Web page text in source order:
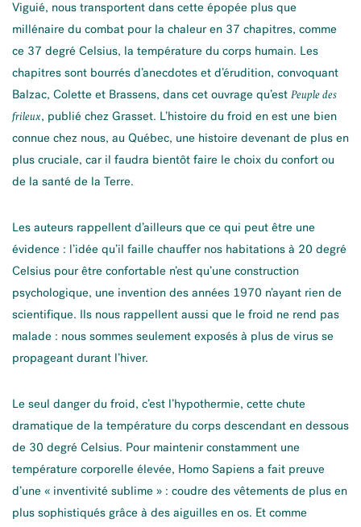
Viguié, nous transportent dans cette épopée plus que
millénaire du combat pour la chaleur en 37 chapitres, comme
ce 37 degré Celsius, la température du corps humain. Les
chapitres sont bourrés d’anecdotes et d’érudition, convoquant
Balzac, Colette et Brassens, dans cet ouvrage qu’est Peuple des
frileux, publié chez Grasset. L’histoire du froid en est une bien
connue chez nous, au Québec, une histoire devenant de plus en
plus cruciale, car il faudra bientôt faire le choix du confort ou
de la santé de la Terre.
Les auteurs rappellent d’ailleurs que ce qui peut être une
évidence : l’idée qu’il faille chauffer nos habitations à 20 degré
Celsius pour être confortable n’est qu’une construction
psychologique, une invention des années 1970 n’ayant rien de
scientifique. Ils nous rappellent aussi que le froid ne rend pas
malade : nous sommes seulement exposés à plus de virus se
propageant durant l’hiver.
Le seul danger du froid, c’est l’hypothermie, cette chute
dramatique de la température du corps descendant en dessous
de 30 degré Celsius. Pour maintenir constamment une
température corporelle élevée, Homo Sapiens a fait preuve
d’une « inventivité sublime » : coudre des vêtements de plus en
plus sophistiqués grâce à des aiguilles en os. Et comme